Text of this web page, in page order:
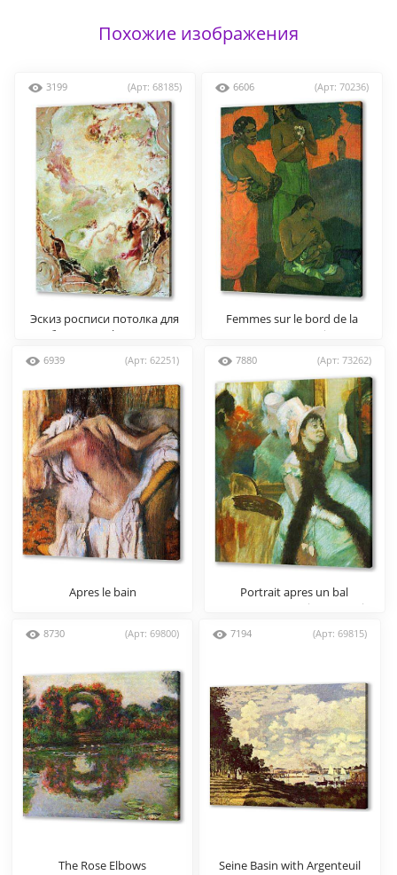
Похожие изображения
3199 (Арт: 68185)
Эскиз росписи потолка для
особняка П.П. фон Дервиза
6606 (Арт: 70236)
Femmes sur le bord de la
mer, ou Maternite I
6939 (Арт: 62251)
Apres le bain
7880 (Арт: 73262)
Portrait apres un bal
costume, mme Dietz-Monnin
8730 (Арт: 69800)
The Rose Elbows
7194 (Арт: 69815)
Seine Basin with Argenteuil